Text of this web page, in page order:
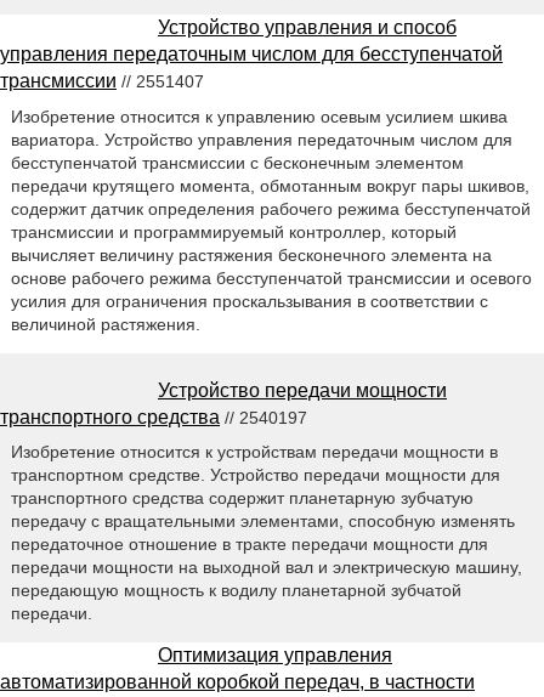
Устройство управления и способ
управления передаточным числом для бесступенчатой
трансмиссии // 2551407
Изобретение относится к управлению осевым усилием шкива
вариатора. Устройство управления передаточным числом для
бесступенчатой трансмиссии c бесконечным элементом
передачи крутящего момента, обмотанным вокруг пары шкивов,
содержит датчик определения рабочего режима бесступенчатой
трансмиссии и программируемый контроллер, который
вычисляет величину растяжения бесконечного элемента на
основе рабочего режима бесступенчатой трансмиссии и осевого
усилия для ограничения проскальзывания в соответствии с
величиной растяжения.
Устройство передачи мощности
транспортного средства // 2540197
Изобретение относится к устройствам передачи мощности в
транспортном средстве. Устройство передачи мощности для
транспортного средства содержит планетарную зубчатую
передачу с вращательными элементами, способную изменять
передаточное отношение в тракте передачи мощности для
передачи мощности на выходной вал и электрическую машину,
передающую мощность к водилу планетарной зубчатой
передачи.
Оптимизация управления
автоматизированной коробкой передач, в частности